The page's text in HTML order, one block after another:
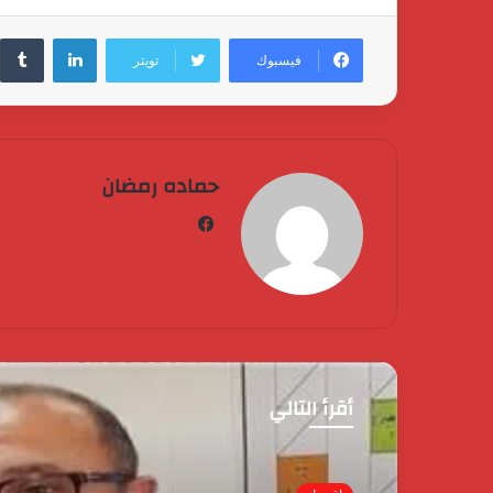
فيسبوك تويتر
لينكدإن
حماده رمضان
أقرأ التالي